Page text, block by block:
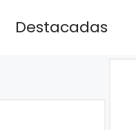
Destacadas